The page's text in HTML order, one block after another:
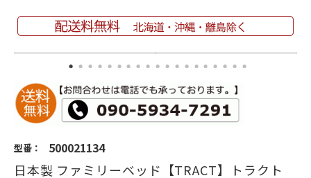
型番： 500021134
日本製 ファミリーベッド【TRACT】トラクト